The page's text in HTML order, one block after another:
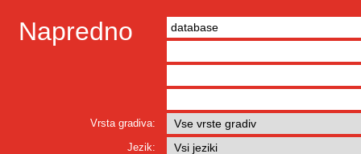
Napredno
Vrsta gradiva:
Jezik: